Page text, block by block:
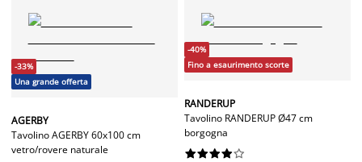
-33%
Una grande offerta
AGERBY
Tavolino AGERBY 60x100 cm
vetro/rovere naturale
-40%
Fino a esaurimento scorte
RANDERUP
Tavolino RANDERUP Ø47 cm
borgogna





